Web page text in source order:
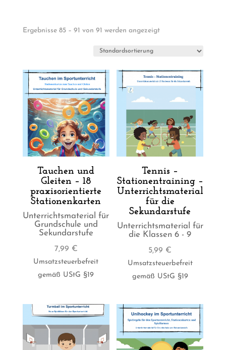
Ergebnisse 85 – 91 von 91 werden angezeigt
Tauchen und
Gleiten – 18
praxisorientierte
Stationenkarten
Unterrichtsmaterial für
Grundschule und
Sekundarstufe
7,99 €
Umsatzsteuerbefreit
gemäß UStG §19
Tennis –
Stationentraining –
Unterrichtsmaterial
für die
Sekundarstufe
Unterrichtsmaterial für
die Klassen 6 - 9
5,99 €
Umsatzsteuerbefreit
gemäß UStG §19